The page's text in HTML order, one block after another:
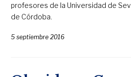
profesores de la Universidad de
de Córdoba.
5 septiembre 2016